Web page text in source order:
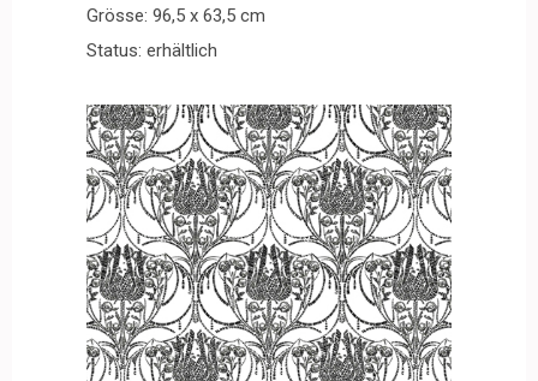
Grösse: 96,5 x 63,5 cm
Status: erhältlich